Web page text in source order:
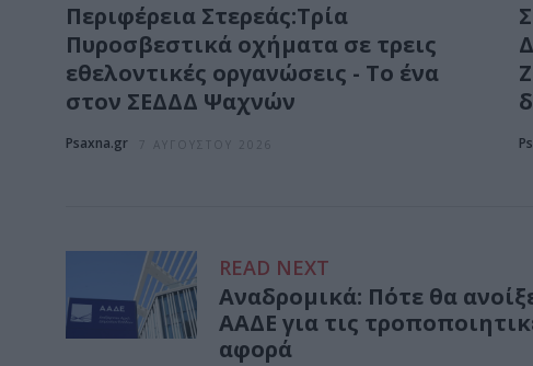
Περιφέρεια Στερεάς:Τρία
Πυροσβεστικά οχήματα σε τρεις
εθελοντικές οργανώσεις - Το ένα
στον ΣΕΔΔΔ Ψαχνών
Psaxna.gr 7 ΑΥΓΟΎΣΤΟΥ 2026
READ NEXT
Αναδρομικά: Πότε θα
ΑΑΔΕ για τις
αφορά